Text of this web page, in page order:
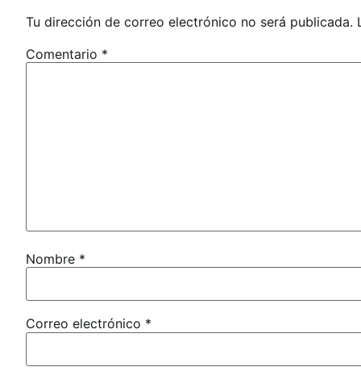
Tu dirección de correo electrónico no será publicada.
Comentario *
Nombre *
Correo electrónico *